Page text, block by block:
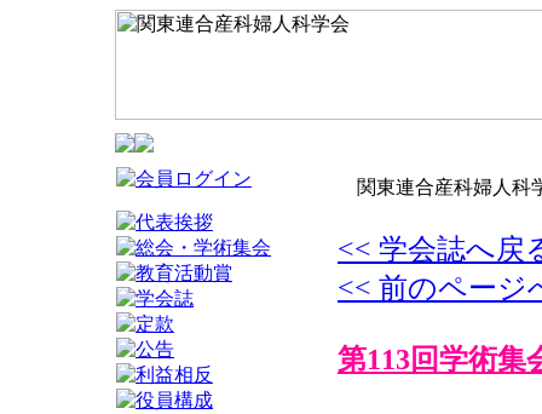
関東連合産科婦人科
<< 学会誌へ戻
<< 前のページ
第113回学術集